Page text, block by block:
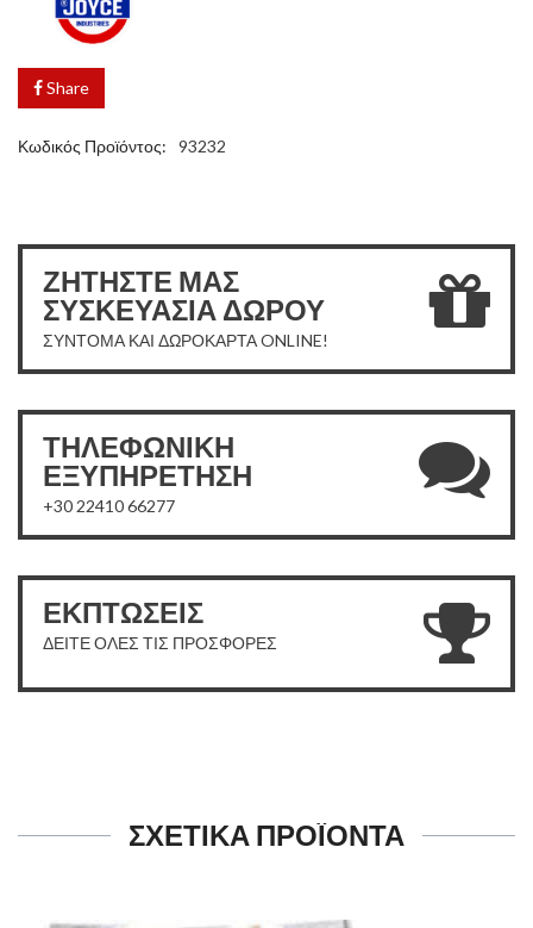
Share
Κωδικός Προϊόντος: 93232
ΖΗΤΗΣΤΕ ΜΑΣ
ΣΥΣΚΕΥΑΣΙΑ ΔΩΡΟΥ
ΣΥΝΤΟΜΑ ΚΑΙ ΔΩΡΟΚΑΡΤΑ ONLINE!
ΤΗΛΕΦΩΝΙΚΗ
ΕΞΥΠΗΡΕΤΗΣΗ
+30 22410 66277
ΕΚΠΤΩΣΕΙΣ
ΔΕΙΤΕ ΟΛΕΣ ΤΙΣ ΠΡΟΣΦΟΡΕΣ
ΣΧΕΤΙΚΑ ΠΡΟΪΟΝΤΑ